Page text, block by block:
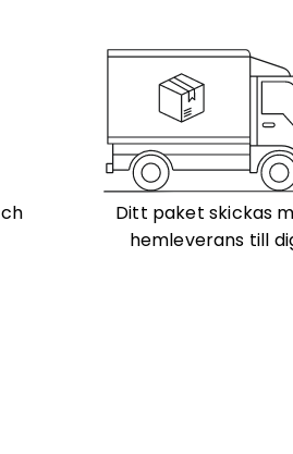
Ditt paket skickas
hemleverans till